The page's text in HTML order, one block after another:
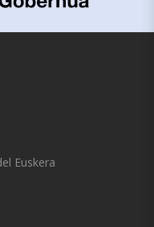
Euskera